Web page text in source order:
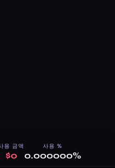
용 금액
$0
사용 %
0.000000%